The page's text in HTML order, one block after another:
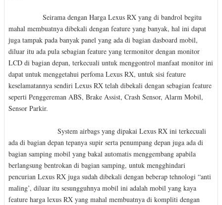
Seirama dengan Harga Lexus RX yang di bandrol begitu
mahal membuatnya dibekali dengan feature yang banyak, hal ini dapat
juga tampak pada banyak panel yang ada di bagian dasboard mobil,
diluar itu ada pula sebagian feature yang termonitor dengan monitor
LCD di bagian depan, terkecuali untuk menggontrol manfaat monitor ini
dapat untuk menggetahui perfoma Lexus RX, untuk sisi feature
keselamatannya sendiri Lexus RX telah dibekali dengan sebagian feature
seperti Penggereman ABS, Brake Assist, Crash Sensor, Alarm Mobil,
Sensor Parkir.
System airbags yang dipakai Lexus RX ini terkecuali
ada di bagian depan tepanya supir serta penumpang depan juga ada di
bagian samping mobil yang bakal automatis menggembang apabila
berlangsung bentrokan di bagian samping, untuk mengghindari
pencurian Lexus RX juga sudah dibekali dengan beberap tehnologi “anti
maling’, diluar itu sesungguhnya mobil ini adalah mobil yang kaya
feature harga lexus RX yang mahal membuatnya di kompliti dengan